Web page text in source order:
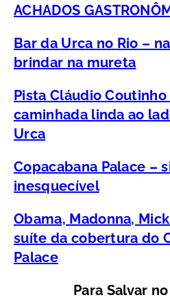
ACHADOS
Bar da Urca no Rio –
brindar na mureta
Pista Cláudio Coutinho
caminhada linda ao
Urca
Copacabana Palace –
inesquecível
Obama, Madonna,
suíte da cobertura do
Palace
Para Salvar